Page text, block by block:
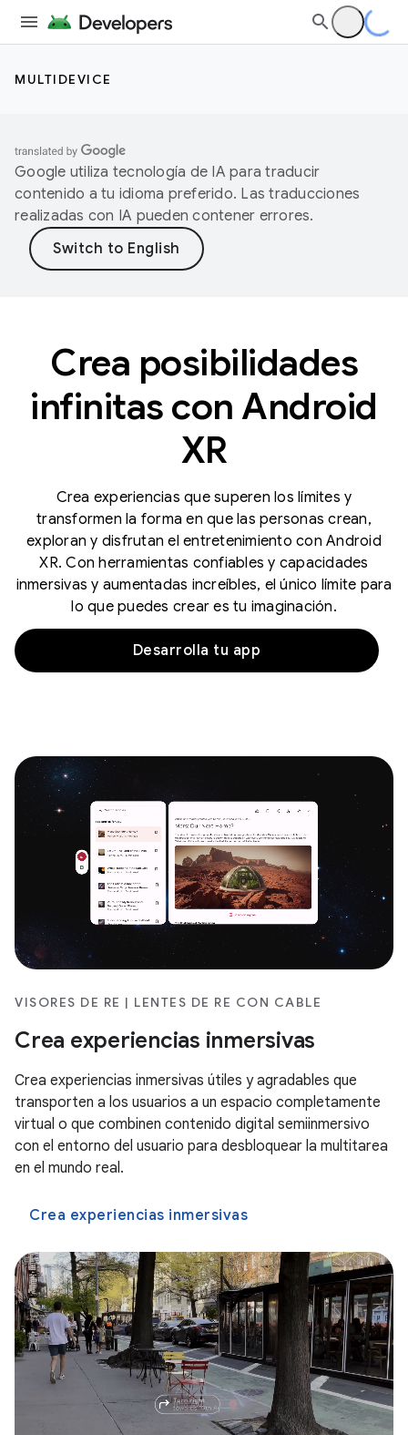
MULTIDEVICE
Google utiliza tecnología de IA para traducir
contenido a tu idioma preferido. Las traducciones
realizadas con IA pueden contener errores.
Crea posibilidades
infinitas con Android
XR
Crea experiencias que superen los límites y
transformen la forma en que las personas crean,
exploran y disfrutan el entretenimiento con Android
XR. Con herramientas confiables y capacidades
inmersivas y aumentadas increíbles, el único límite para
lo que puedes crear es tu imaginación.
Desarrolla tu app
VISORES DE RE | LENTES DE RE CON CABLE
Crea experiencias inmersivas
Crea experiencias inmersivas útiles y agradables que
transporten a los usuarios a un espacio completamente
virtual o que combinen contenido digital semiinmersivo
con el entorno del usuario para desbloquear la multitarea
en el mundo real.
Crea experiencias inmersivas